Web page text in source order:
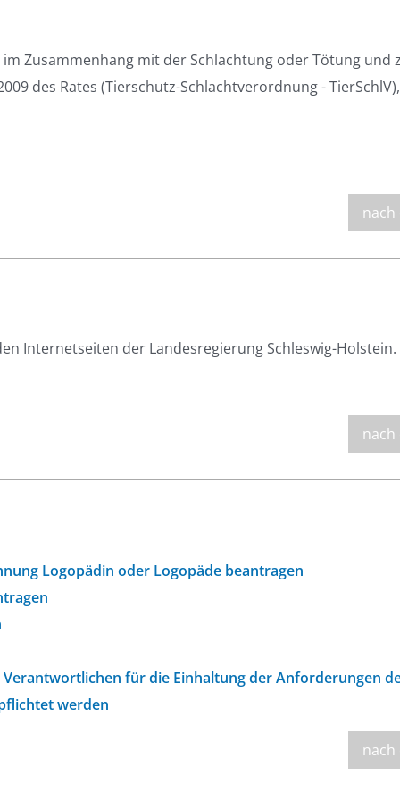
Zusammenhang mit der Schlachtung oder Tötung und
des Rates (Tierschutz-Schlachtverordnung - TierSchlV),
nach
Internetseiten der Landesregierung Schleswig-Holstein.
nach
Logopädin oder Logopäde beantragen
für die Einhaltung der Anforderungen
werden
nach